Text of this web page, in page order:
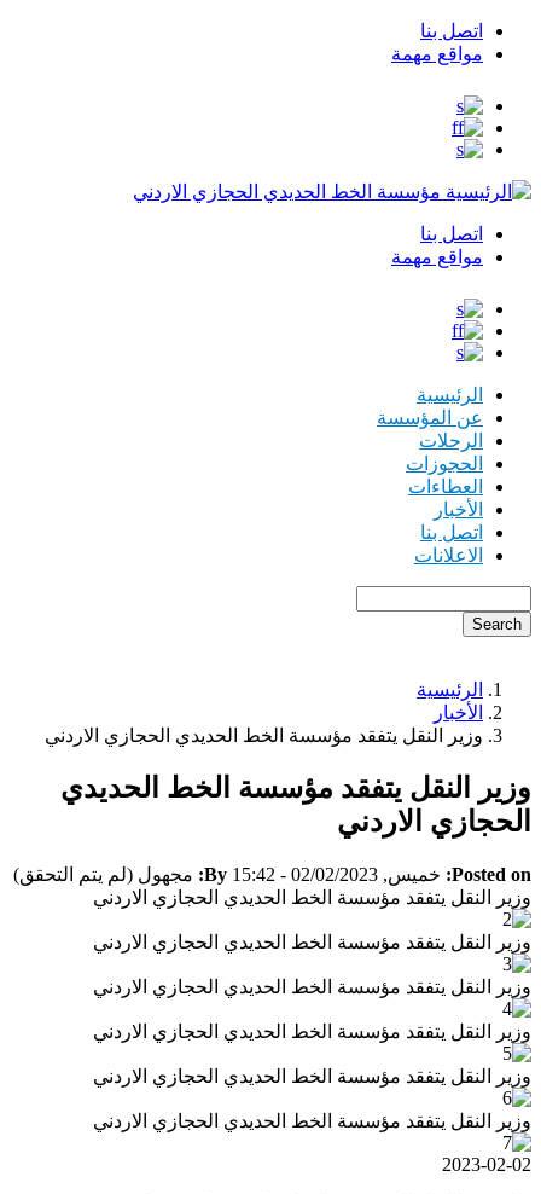
Top
Menu
اتصل بنا
مواقع مهمة
مؤسسة الخط الحديدي الحجازي الاردني
Top
Menu
اتصل بنا
مواقع مهمة
الرئيسية
عن المؤسسة
الرحلات
الحجوزات
العطاءات
الأخبار
اتصل بنا
الاعلانات
Breadcrumb
الرئيسية
الأخبار
وزير النقل يتفقد مؤسسة الخط الحديدي الحجازي الاردني
وزير النقل يتفقد مؤسسة الخط الحديدي
الحجازي الاردني
Posted on: خميس, 02/02/2023 - 15:42 By: مجهول (لم يتم التحقق)
وزير النقل يتفقد مؤسسة الخط الحديدي الحجازي الاردني
وزير النقل يتفقد مؤسسة الخط الحديدي الحجازي الاردني
وزير النقل يتفقد مؤسسة الخط الحديدي الحجازي الاردني
وزير النقل يتفقد مؤسسة الخط الحديدي الحجازي الاردني
وزير النقل يتفقد مؤسسة الخط الحديدي الحجازي الاردني
وزير النقل يتفقد مؤسسة الخط الحديدي الحجازي الاردني
2023-02-02